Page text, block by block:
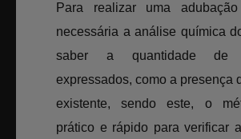
Para realizar uma
necessária a análise química
saber a quantidade de
expressados, como a presença
existente, sendo este, o
prático e rápido para verificar